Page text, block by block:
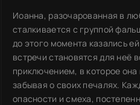
Иоанна, разочарованная в
сталкивается с группой
до этого момента казались
встречи становятся для неё
приключением, в которое она
забывая о своих печалях.
опасности и смеха,